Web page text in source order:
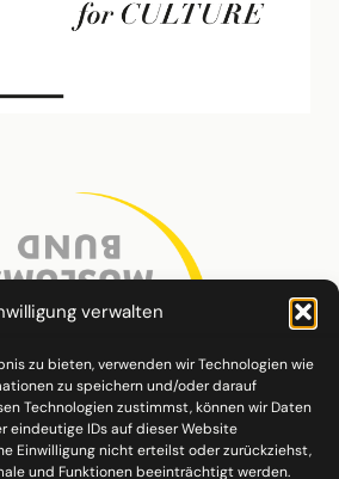
verwalten
zu bieten, verwenden wir Technologien wie
zu speichern und/oder darauf
Technologien zustimmst, können wir Daten
eindeutige IDs auf dieser Website
Einwilligung nicht erteilst oder zurückziehst,
und Funktionen beeinträchtigt werden.